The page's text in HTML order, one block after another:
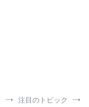
注目のトピック